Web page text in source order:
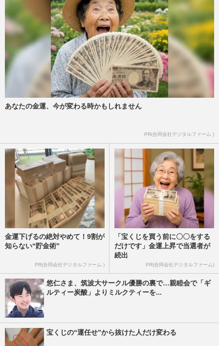
あなたの金運、今が変わる時かもしれません
PR(合同会社デジタルファーム )
金運下げるの絶対やめて！9割が
知らない“貯金術”
PR(合同会社デジタルファーム )
「宝くじを買う前に〇〇をする
だけです」金運上昇で当選者が
続出
PR(合同会社デジタルファーム)
悠仁さま、筑波大サークル優勝の裏で…親睦会で「ギ
ルティー炭酸」よりミルクティーを...
宝くじの“運任せ”から抜けた人だけ変わる